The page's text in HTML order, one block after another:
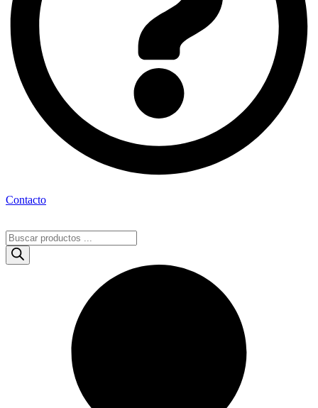
Contacto
Búsqueda
de
productos